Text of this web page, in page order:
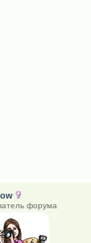
форума